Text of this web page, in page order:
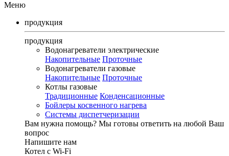
Меню
продукция
продукция
Водонагреватели электрические
Накопительные Проточные
Водонагреватели газовые
Накопительные Проточные
Котлы газовые
Традиционные Конденсационные
Бойлеры косвенного нагрева
Системы диспетчеризации
Вам нужна помощь? Мы готовы ответить на любой Ваш
вопрос
Напишите нам
Котел с Wi-Fi